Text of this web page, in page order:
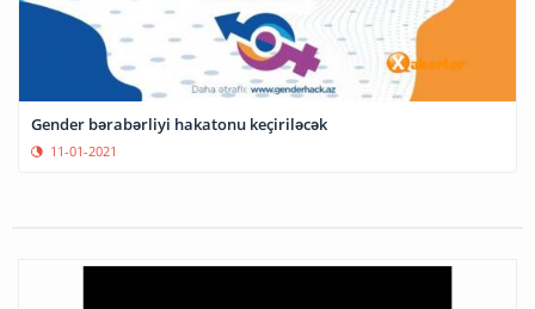
Gender bərabərliyi hakatonu keçiriləcək
11-01-2021